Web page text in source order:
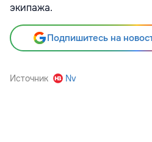
экипажа.
Подпишитесь на
Источник Nv